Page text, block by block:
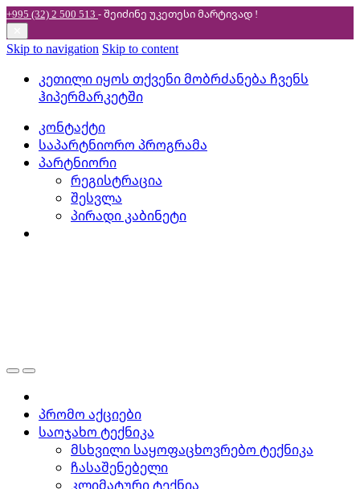
+995 (32) 2 500 513 - შეიძინე უკეთესიმარტივად !
Skip to navigation Skip to content
კეთილი იყოს თქვენი მობრძანება ჩვენს
ჰიპერმარკეტში
კონტაქტი
საპარტნიორო პროგრამა
პარტნიორი
რეგისტრაცია
შესვლა
პირადი კაბინეტი
პრომო აქციები
საოჯახო ტექნიკა
მსხვილი საყოფაცხოვრებო ტექნიკა
ჩასაშენებელი
კლიმატური ტექნია